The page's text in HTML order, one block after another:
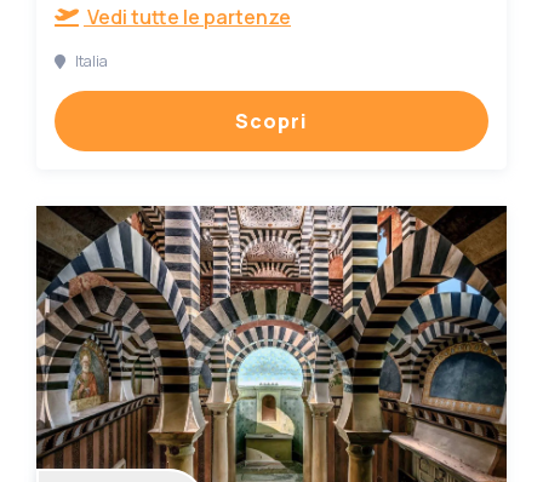
Vedi tutte le partenze
Italia
Scopri